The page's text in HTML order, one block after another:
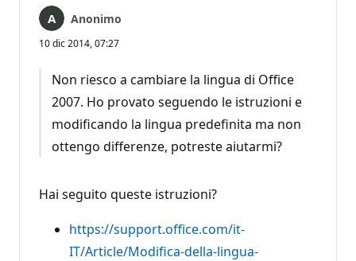
Anonimo
10 dic 2014, 07:27
Non riesco a cambiare la lingua di Office
2007. Ho provato seguendo le istruzioni e
modificando la lingua predefinita ma non
ottengo differenze, potreste aiutarmi?
Hai seguito queste istruzioni?
https://support.office.com/it-
IT/Article/Modifica-della-lingua-